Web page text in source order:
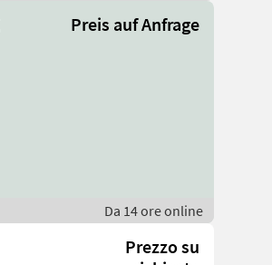
Preis auf Anfrage
Da 14 ore online
Prezzo su